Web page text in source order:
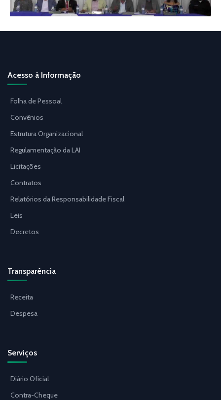
Acesso à Informação
Folha de Pessoal
Convênios
Estrutura Organizacional
Regulamentação da LAI
Licitações
Contratos
Relatórios da Responsabilidade Fiscal
Leis
Decretos
Transparência
Receita
Despesa
Serviços
Diário Oficial
Contra-Cheque